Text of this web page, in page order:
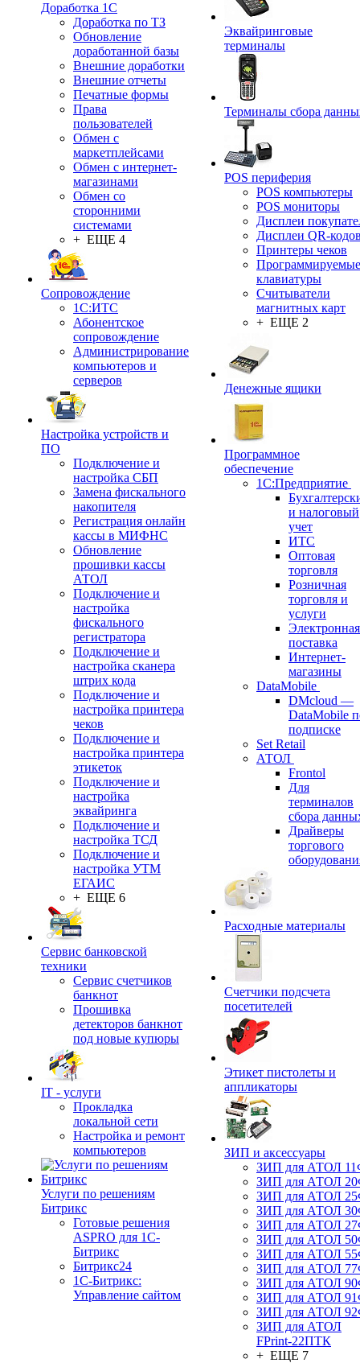
Доработка 1С
Доработка по ТЗ
Обновление
доработанной базы
Внешние доработки
Внешние отчеты
Печатные формы
Права
пользователей
Обмен с
маркетплейсами
Обмен с интернет-
магазинами
Обмен со
сторонними
системами
+ ЕЩЕ 4
Сопровождение
1C:ИТС
Абонентское
сопровождение
Администрирование
компьютеров и
серверов
Настройка устройств и
ПО
Подключение и
настройка СБП
Замена фискального
накопителя
Регистрация онлайн
кассы в МИФНС
Обновление
прошивки кассы
АТОЛ
Подключение и
настройка
фискального
регистратора
Подключение и
настройка сканера
штрих кода
Подключение и
настройка принтера
чеков
Подключение и
настройка принтера
этикеток
Подключение и
настройка
эквайринга
Подключение и
настройка ТСД
Подключение и
настройка УТМ
ЕГАИС
+ ЕЩЕ 6
Сервис банковской
техники
Сервис счетчиков
банкнот
Прошивка
детекторов банкнот
под новые купюры
IT - услуги
Прокладка
локальной сети
Настройка и ремонт
компьютеров
Услуги по решениям
Битрикс
Готовые решения
ASPRO для 1С-
Битрикс
Битрикс24
1С-Битрикс:
Управление сайтом
Эквайринговые
терминалы
Терминалы сбора
POS периферия
POS компьютеры
POS мониторы
Дисплеи
Дисплеи QR-
Принтеры чеков
Программируемые
клавиатуры
Считыватели
магнитных карт
+ ЕЩЕ 2
Денежные ящики
Программное
обеспечение
1С:Предприятие
и налоговый
учет
ИТС
Оптовая
торговля
Розничная
торговля и
услуги
Электронная
поставка
Интернет-
магазины
DataMobile
DMcloud —
DataMobile
подписке
Set Retail
АТОЛ
Frontol
Для
терминалов
сбора
Драйверы
торгового
Расходные материалы
Счетчики подсчета
посетителей
Этикет пистолеты и
аппликаторы
ЗИП и аксессуары
ЗИП для АТОЛ
ЗИП для АТОЛ
ЗИП для АТОЛ
ЗИП для АТОЛ
ЗИП для АТОЛ
ЗИП для АТОЛ
ЗИП для АТОЛ
ЗИП для АТОЛ
ЗИП для АТОЛ
ЗИП для АТОЛ
ЗИП для АТОЛ
ЗИП для АТОЛ
FPrint-22ПТК
+ ЕЩЕ 7